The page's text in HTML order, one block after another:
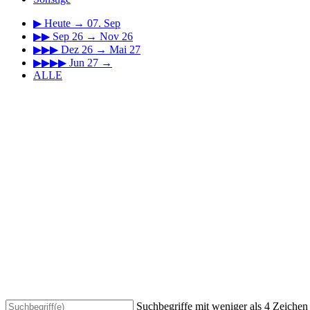
▶ Heute → 07. Sep
▶▶ Sep 26 → Nov 26
▶▶▶ Dez 26 → Mai 27
▶▶▶▶ Jun 27 →
ALLE
Suchbegriffe mit weniger als 4